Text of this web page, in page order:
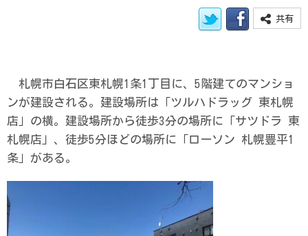
共有
札幌市白石区東札幌1条1丁目に、5階建てのマンショ
ンが建設される。建設場所は「ツルハドラッグ 東札幌
店」の横。建設場所から徒歩3分の場所に「サツドラ 東
札幌店」、徒歩5分ほどの場所に「ローソン 札幌豊平1
条」がある。